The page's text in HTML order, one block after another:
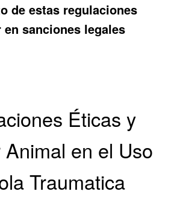
de estas regulaciones
sanciones legales
Éticas y
en el Uso
Traumatica